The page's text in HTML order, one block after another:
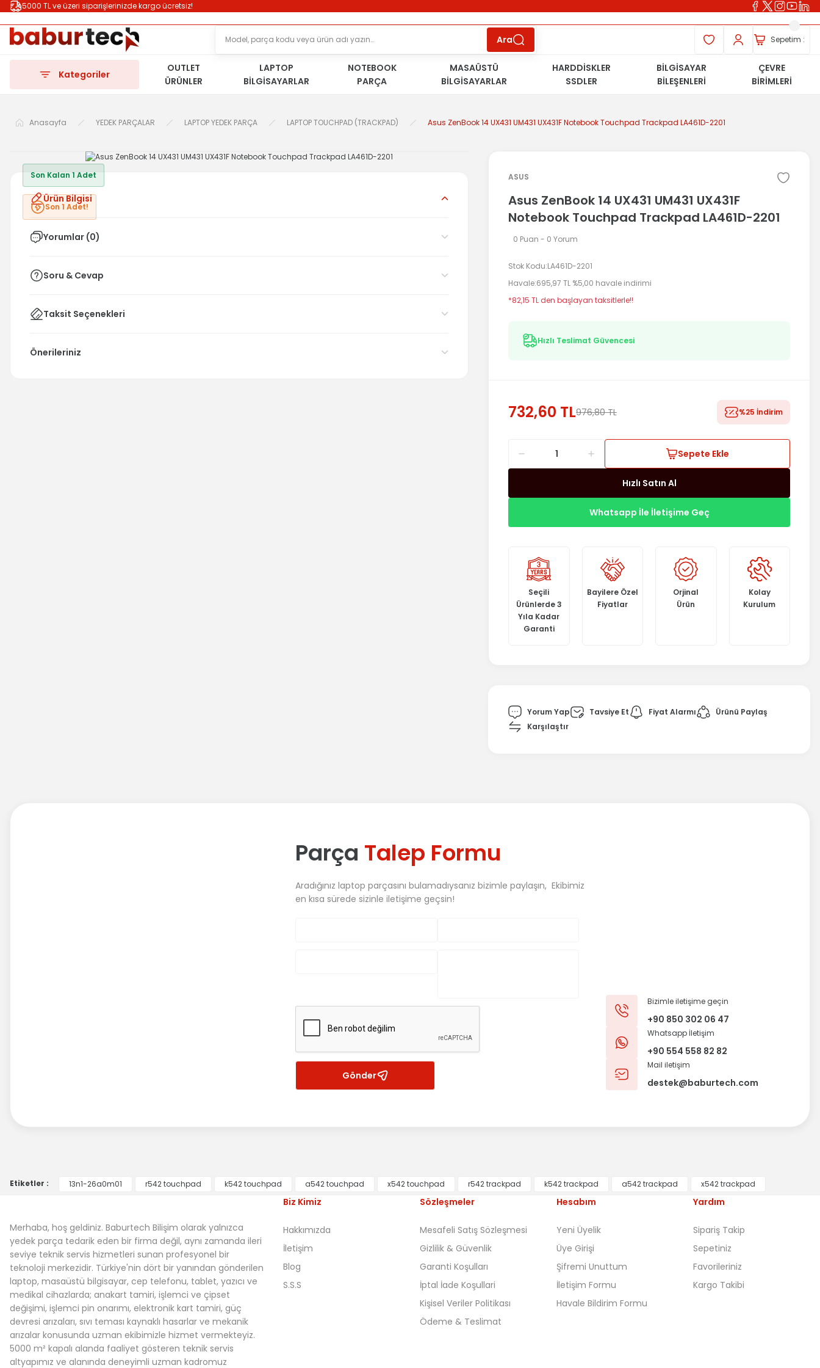
5000 TL ve üzeri siparişlerinizde kargo ücretsiz!
ÜCRETSİZ TESLİMAT İMKANIKOŞULSUZ İADE
HAKKISÜRDÜRÜLEBİLİR ÜRÜNLER
Ara Sepetim :
Kategoriler
OUTLET
ÜRÜNLER
LAPTOP
BİLGİSAYARLAR
NOTEBOOK
PARÇA
MASAÜSTÜ
BİLGİSAYARLAR
HARDDİSKLER
SSDLER
BİLGİSAYAR
BİLEŞENLERİ
ÇEVRE
BİRİMLERİ
Anasayfa YEDEK PARÇALAR LAPTOP YEDEK PARÇA LAPTOP TOUCHPAD (TRACKPAD) Asus ZenBook 14 UX431 UM431 UX431F Notebook Touchpad Trackpad LA461D-2201
Son Kalan 1 Adet
Son 1 Adet!
Ürün Bilgisi
Yorumlar (0)
Soru & Cevap
Taksit Seçenekleri
Önerileriniz
ASUS
Asus ZenBook 14 UX431 UM431 UX431F
Notebook Touchpad Trackpad LA461D-2201
0 Puan - 0 Yorum
Stok Kodu LA461D-2201
Havale 695,97 TL %5,00 havale indirimi
*82,15 TL den başlayan taksitlerle!!
Hızlı Teslimat Güvencesi
732,60 TL976,80 TL %25 İndirim
Sepete Ekle
Hızlı Satın Al
Whatsapp İle İletişime Geç
Seçili
Ürünlerde 3
Yıla Kadar
Garanti
Bayilere Özel
Fiyatlar
Orjinal
Ürün
Kolay
Kurulum
Yorum Yap Tavsiye Et Fiyat Alarmı
Ürünü Paylaş
Karşılaştır
Parça Talep Formu
Aradığınız laptop parçasını bulamadıysanız bizimle paylaşın, Ekibimiz
en kısa sürede sizinle iletişime geçsin!
Gönder
Bizimle iletişime geçin
+90 850 302 06 47
Whatsapp İletişim
+90 554 558 82 82
Mail iletişim
destek@baburtech.com
Etiketler : 13n1-26a0m01 r542 touchpad k542 touchpad a542 touchpad x542 touchpad r542 trackpad k542 trackpad a542 trackpad x542 trackpad
Merhaba, hoş geldiniz. Baburtech Bilişim olarak yalnızca
yedek parça tedarik eden bir firma değil, aynı zamanda ileri
seviye teknik servis hizmetleri sunan profesyonel bir
teknoloji merkezidir. Türkiye'nin dört bir yanından gönderilen
laptop, masaüstü bilgisayar, cep telefonu, tablet, yazıcı ve
medikal cihazlarda; anakart tamiri, işlemci ve çipset
değişimi, işlemci pin onarımı, elektronik kart tamiri, güç
devresi arızaları, sıvı teması kaynaklı hasarlar ve mekanik
arızalar konusunda uzman ekibimizle hizmet vermekteyiz.
5000 m² kapalı alanda faaliyet gösteren teknik servis
altyapımız ve alanında deneyimli uzman kadromuz
Biz Kimiz
Hakkımızda
İletişim
Blog
S.S.S
Sözleşmeler
Mesafeli Satış Sözleşmesi
Gizlilik & Güvenlik
Garanti Koşulları
İptal İade Koşullari
Kişisel Veriler Politikası
Ödeme & Teslimat
Hesabım
Yeni Üyelik
Üye Girişi
Şifremi Unuttum
İletişim Formu
Havale Bildirim Formu
Yardım
Sipariş Takip
Sepetiniz
Favorileriniz
Kargo Takibi